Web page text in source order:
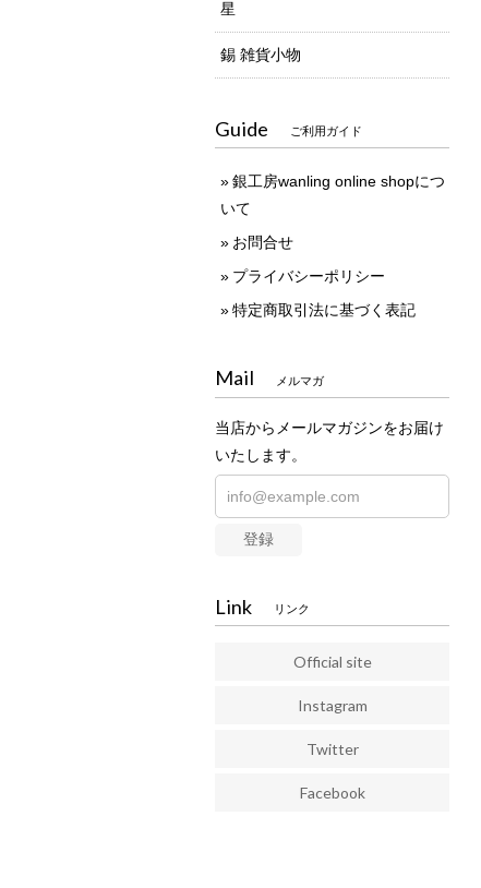
星
錫 雑貨小物
Guide ご利用ガイド
銀工房wanling online shopにつ
いて
お問合せ
プライバシーポリシー
特定商取引法に基づく表記
Mail メルマガ
当店からメールマガジンをお届け
いたします。
登録
Link リンク
Official site
Instagram
Twitter
Facebook